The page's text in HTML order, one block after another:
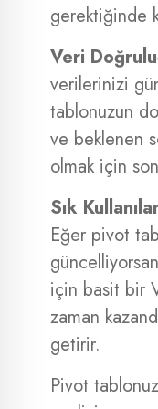
gerektiğinde
Veri
verilerinizi
tablonuzun
ve beklenen
olmak için
Sık
Eğer pivot
için basit bir
zaman
getirir.
Pivot